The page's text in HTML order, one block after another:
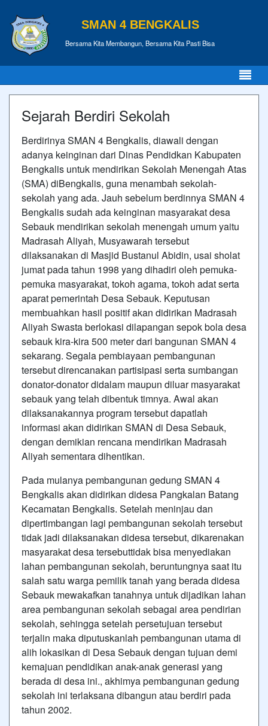
SMAN 4 BENGKALIS
Bersama Kita Membangun, Bersama Kita Pasti Bisa
Sejarah Berdiri Sekolah
Berdirinya SMAN 4 Bengkalis, diawali dengan
adanya keinginan dari Dinas Pendidkan Kabupaten
Bengkalis untuk mendirikan Sekolah Menengah Atas
(SMA) diBengkalis, guna menambah sekolah-
sekolah yang ada. Jauh sebelum berdinnya SMAN 4
Bengkalis sudah ada keinginan masyarakat desa
Sebauk mendirikan sekolah menengah umum yaitu
Madrasah Aliyah, Musyawarah tersebut
dilaksanakan di Masjid Bustanul Abidin, usai sholat
jumat pada tahun 1998 yang dihadiri oleh pemuka-
pemuka masyarakat, tokoh agama, tokoh adat serta
aparat pemerintah Desa Sebauk. Keputusan
membuahkan hasil positif akan didirikan Madrasah
Aliyah Swasta berlokasi dilapangan sepok bola desa
sebauk kira-kira 500 meter dari bangunan SMAN 4
sekarang. Segala pembiayaan pembangunan
tersebut direncanakan partisipasi serta sumbangan
donator-donator didalam maupun diluar masyarakat
sebauk yang telah dibentuk timnya. Awal akan
dilaksanakannya program tersebut dapatlah
informasi akan didirikan SMAN di Desa Sebauk,
dengan demikian rencana mendirikan Madrasah
Aliyah sementara dihentikan.
Pada mulanya pembangunan gedung SMAN 4
Bengkalis akan didirikan didesa Pangkalan Batang
Kecamatan Bengkalis. Setelah meninjau dan
dipertimbangan lagi pembangunan sekolah tersebut
tidak jadi dilaksanakan didesa tersebut, dikarenakan
masyarakat desa tersebuttidak bisa menyediakan
lahan pembangunan sekolah, beruntungnya saat itu
salah satu warga pemilik tanah yang berada didesa
Sebauk mewakafkan tanahnya untuk dijadikan lahan
area pembangunan sekolah sebagai area pendirian
sekolah, sehingga setelah persetujuan tersebut
terjalin maka diputuskanlah pembangunan utama di
alih lokasikan di Desa Sebauk dengan tujuan demi
kemajuan pendidikan anak-anak generasi yang
berada di desa ini., akhimya pembangunan gedung
sekolah ini terlaksana dibangun atau berdiri pada
tahun 2002.